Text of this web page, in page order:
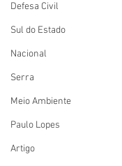
Defesa Civil
Sul do Estado
Nacional
Serra
Meio Ambiente
Paulo Lopes
Artigo